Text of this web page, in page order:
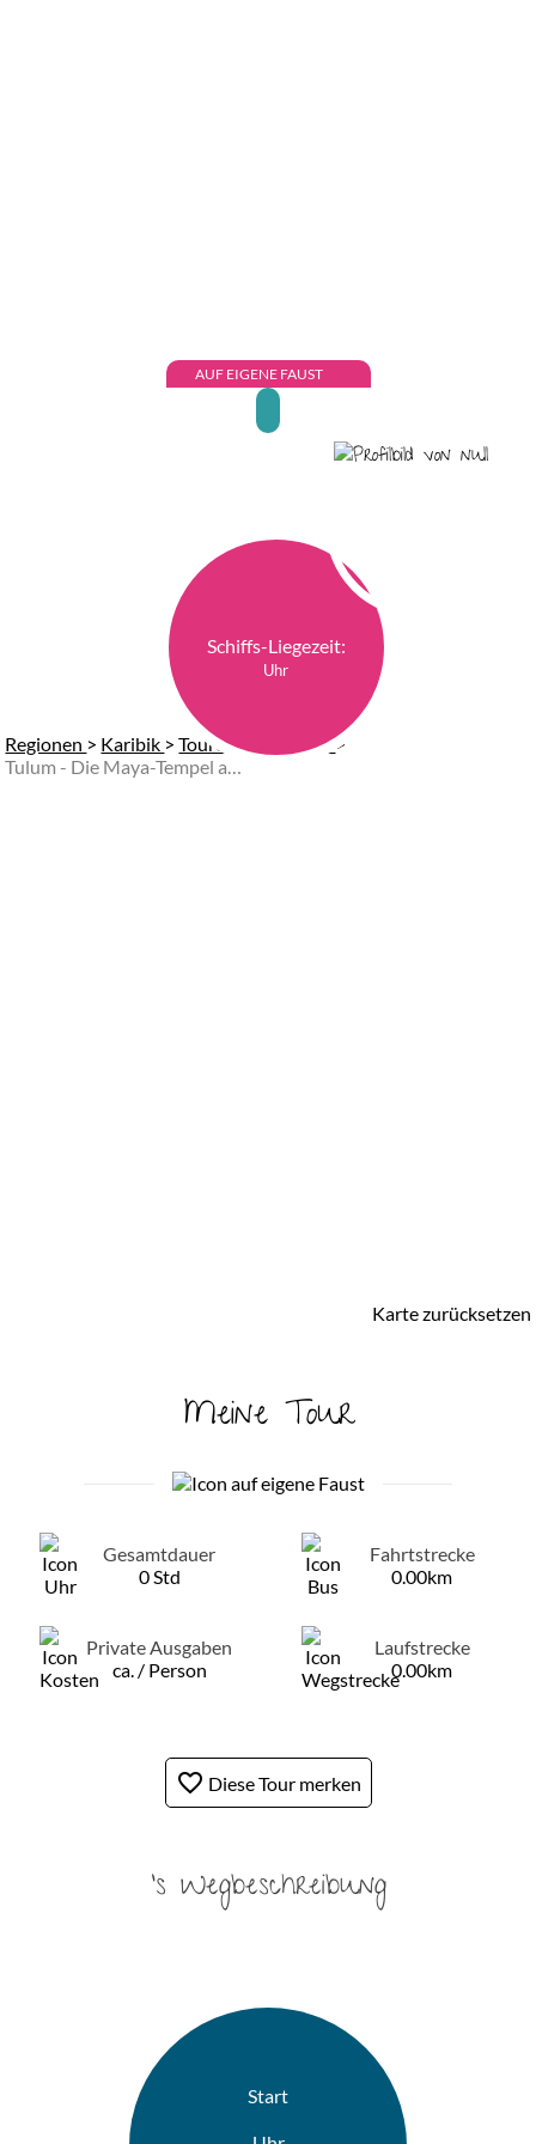
AUF EIGENE FAUST
Schiffs-Liegezeit:
Uhr
Regionen > Karibik >Touren in Cozumel>
Tulum - Die Maya-Tempel am Meer (Start am Hafen)
Karte zurücksetzen
Meine Tour
Gesamtdauer
0 Std
Fahrtstrecke
0.00km
Private Ausgaben
ca. / Person
Laufstrecke
0.00km
favorite_border Diese Tour merken
's Wegbeschreibung
Start